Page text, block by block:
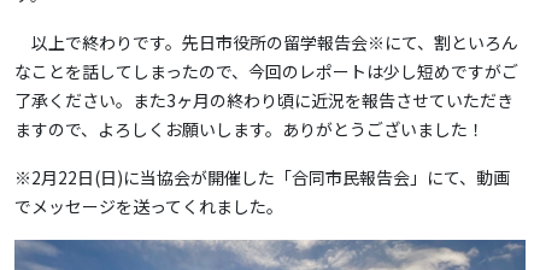
以上で終わりです。先日市役所の留学報告会※にて、割といろん
なことを話してしまったので、今回のレポートは少し短めですがご
了承ください。また3ヶ月の終わり頃に近況を報告させていただき
ますので、よろしくお願いします。ありがとうございました！
※2月22日(日)に当協会が開催した「合同市民報告会」にて、動画
でメッセージを送ってくれました。